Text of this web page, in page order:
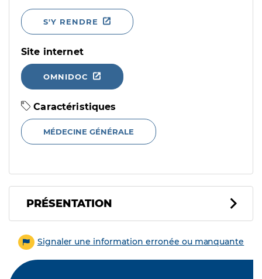
S'Y RENDRE
Site internet
OMNIDOC
Caractéristiques
MÉDECINE GÉNÉRALE
PRÉSENTATION
Signaler une information erronée ou manquante